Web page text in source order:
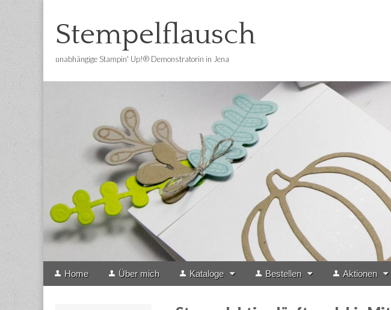
Stempelflausch
unabhängige Stampin' Up!® Demonstratorin in Jena
Main
Skip
Home Über mich Kataloge Bestellen Aktionen